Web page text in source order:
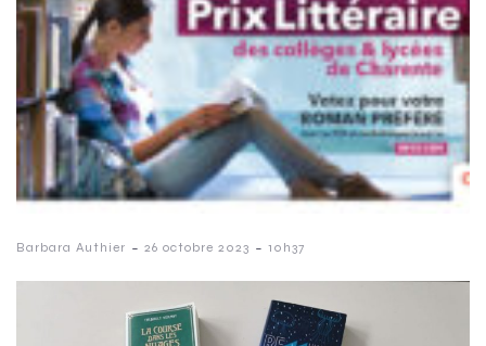
Barbara Authier - 26 octobre 2023 - 10h37